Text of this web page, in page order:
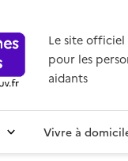
Le site
pour les
aidants
Vivre à